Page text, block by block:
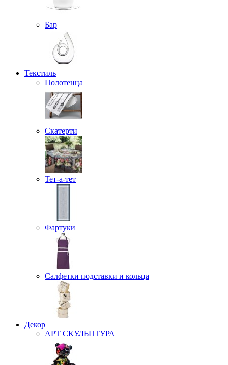
Бар
Текстиль
Полотенца
Скатерти
Тет-а-тет
Фартуки
Салфетки подставки и кольца
Декор
АРТ СКУЛЬПТУРА